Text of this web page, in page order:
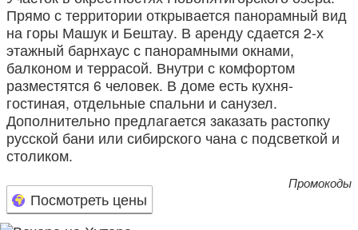
Прямо с территории открывается панорамный вид
на горы Машук и Бештау. В аренду сдается 2-х
этажный барнхаус с панорамными окнами,
балконом и террасой. Внутри с комфортом
разместятся 6 человек. В доме есть кухня-
гостиная, отдельные спальни и санузел.
Дополнительно предлагается заказать растопку
русской бани или сибирского чана с подсветкой и
столиком.
Посмотреть цены
Промокоды